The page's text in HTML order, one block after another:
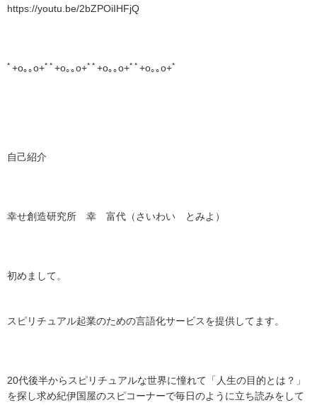
https://youtu.be/2bZPOiIHFjQ
ﾟ+o｡｡o+ﾟﾟ+o｡｡o+ﾟﾟ+o｡｡o+ﾟﾟ+o｡｡o+ﾟ
自己紹介
幸せ創造研究所 幸 富代（さいわい とみよ）
初めまして。
スピリチュアル起業のための言語化サービスを提供してます。
20代後半からスピリチュアルな世界に憧れて「人生の目的とは？」
を探し求め紀伊国屋のスピコーナーで毎日のように立ち読みをして